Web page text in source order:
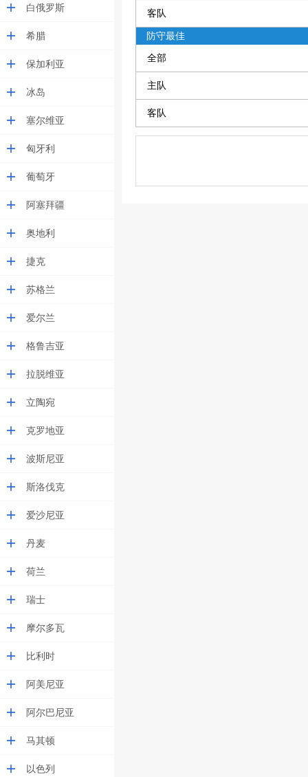
白俄罗斯
希腊
保加利亚
冰岛
塞尔维亚
匈牙利
葡萄牙
阿塞拜疆
奥地利
捷克
苏格兰
爱尔兰
格鲁吉亚
拉脱维亚
立陶宛
克罗地亚
波斯尼亚
斯洛伐克
爱沙尼亚
丹麦
荷兰
瑞士
摩尔多瓦
比利时
阿美尼亚
阿尔巴尼亚
马其顿
以色列
客队
防守最佳
全部
主队
客队